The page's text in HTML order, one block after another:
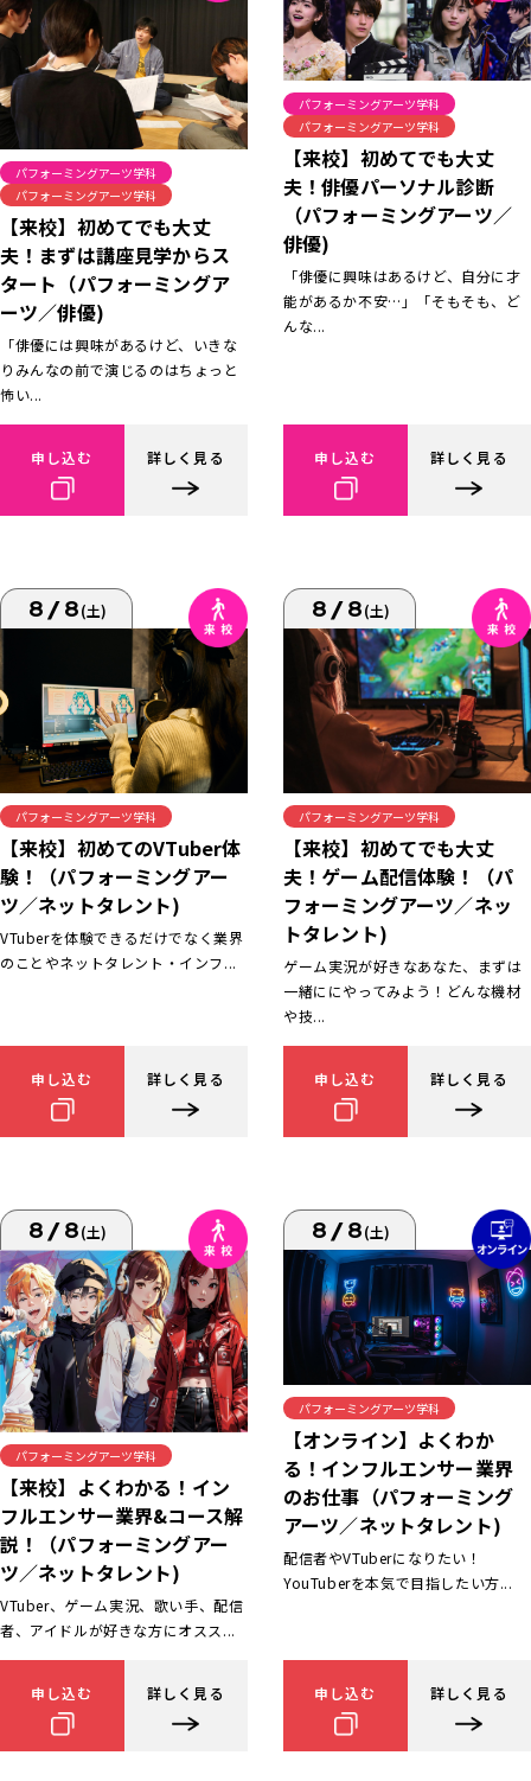
パフォーミングアーツ学科
パフォーミングアーツ学科
【来校】初めてでも大丈
夫！まずは講座見学からス
タート（パフォーミングア
ーツ／俳優)
「俳優には興味があるけど、いきな
りみんなの前で演じるのはちょっと
怖い...
申し込む 詳しく見る
パフォーミングアーツ学科
パフォーミングアーツ学科
【来校】初めてでも大丈
夫！俳優パーソナル診断
（パフォーミングアーツ／
俳優)
「俳優に興味はあるけど、自分に才
能があるか不安…」「そもそも、ど
んな...
申し込む 詳しく見る
8/8(土)
パフォーミングアーツ学科
【来校】初めてのVTuber体
験！（パフォーミングアー
ツ／ネットタレント)
VTuberを体験できるだけでなく業界
のことやネットタレント・インフ...
申し込む 詳しく見る
8/8(土)
パフォーミングアーツ学科
【来校】初めてでも大丈
夫！ゲーム配信体験！（パ
フォーミングアーツ／ネッ
トタレント)
ゲーム実況が好きなあなた、まずは
一緒ににやってみよう！どんな機材
や技...
申し込む 詳しく見る
8/8(土)
パフォーミングアーツ学科
【来校】よくわかる！イン
フルエンサー業界&コース解
説！（パフォーミングアー
ツ／ネットタレント)
VTuber、ゲーム実況、歌い手、配信
者、アイドルが好きな方にオスス...
申し込む 詳しく見る
8/8(土)
パフォーミングアーツ学科
【オンライン】よくわか
る！インフルエンサー業界
のお仕事（パフォーミング
アーツ／ネットタレント)
配信者やVTuberになりたい！
YouTuberを本気で目指したい方...
申し込む 詳しく見る